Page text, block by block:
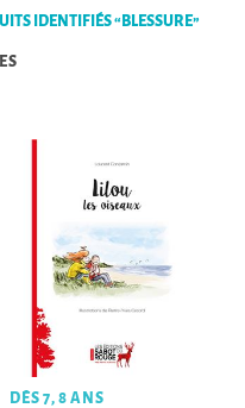
IDENTIFIÉS “BLESSURE”
DÈS 7, 8 ANS